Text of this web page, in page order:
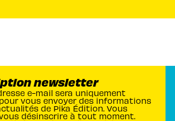
newsletter
e-mail sera uniquement
vous envoyer des informations
de Pika Édition. Vous
désinscrire à tout moment.